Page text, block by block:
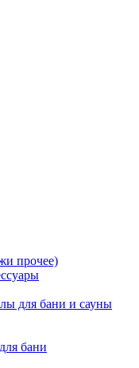
прочее)
для бани и сауны
бани